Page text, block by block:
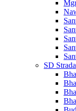
SD Strada